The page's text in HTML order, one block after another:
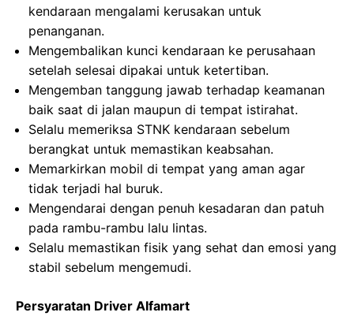
kendaraan mengalami kerusakan untuk
penanganan.
Mengembalikan kunci kendaraan ke perusahaan
setelah selesai dipakai untuk ketertiban.
Mengemban tanggung jawab terhadap keamanan
baik saat di jalan maupun di tempat istirahat.
Selalu memeriksa STNK kendaraan sebelum
berangkat untuk memastikan keabsahan.
Memarkirkan mobil di tempat yang aman agar
tidak terjadi hal buruk.
Mengendarai dengan penuh kesadaran dan patuh
pada rambu-rambu lalu lintas.
Selalu memastikan fisik yang sehat dan emosi yang
stabil sebelum mengemudi.
Persyaratan Driver Alfamart